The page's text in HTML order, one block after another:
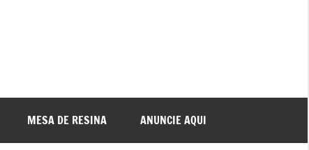
MESA DE RESINA ANUNCIE AQUI